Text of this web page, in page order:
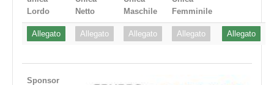
Lordo
Netto
Maschile
Femminile
Allegato Allegato Allegato Allegato Allegato
Sponsor